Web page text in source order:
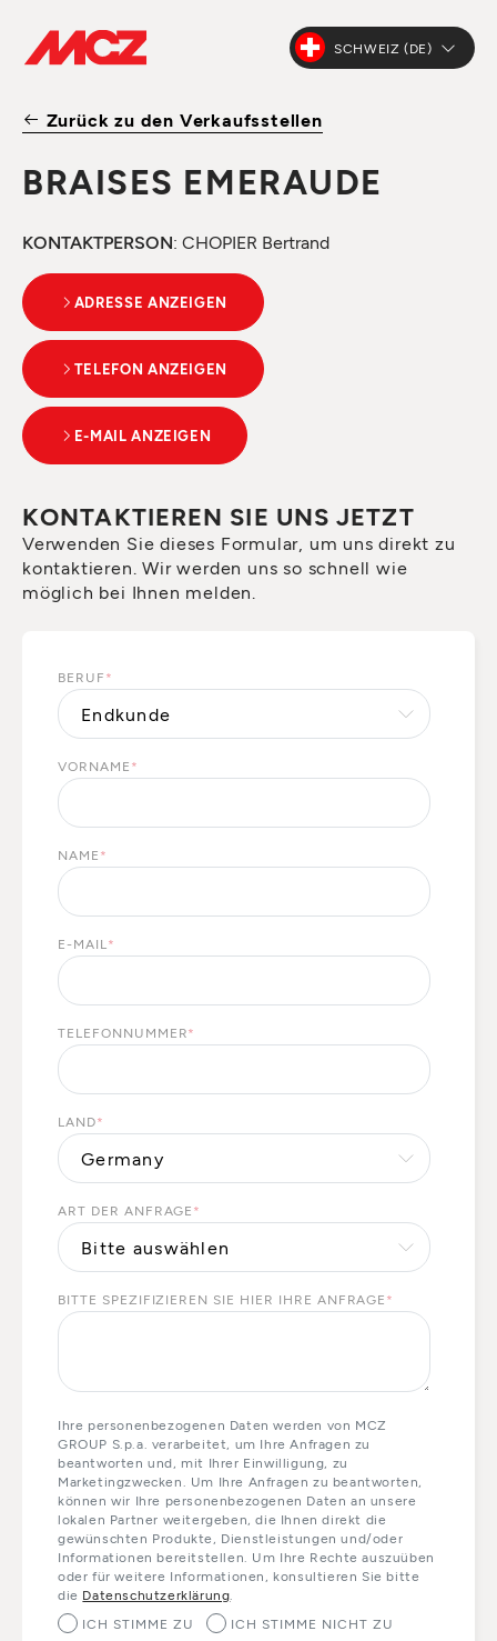
SCHWEIZ (DE)
Zurück zu den Verkaufsstellen
BRAISES EMERAUDE
KONTAKTPERSON: CHOPIER Bertrand
ADRESSE ANZEIGEN
TELEFON ANZEIGEN
E-MAIL ANZEIGEN
KONTAKTIEREN SIE UNS JETZT
Verwenden Sie dieses Formular, um uns direkt zu
kontaktieren. Wir werden uns so schnell wie
möglich bei Ihnen melden.
BERUF *
VORNAME *
NAME *
E-MAIL *
TELEFONNUMMER*
LAND*
ART DER ANFRAGE *
BITTE SPEZIFIZIEREN SIE HIER IHRE ANFRAGE *
Ihre personenbezogenen Daten werden von MCZ
GROUP S.p.a. verarbeitet, um Ihre Anfragen zu
beantworten und, mit Ihrer Einwilligung, zu
Marketingzwecken. Um Ihre Anfragen zu beantworten,
können wir Ihre personenbezogenen Daten an unsere
lokalen Partner weitergeben, die Ihnen direkt die
gewünschten Produkte, Dienstleistungen und/oder
Informationen bereitstellen. Um Ihre Rechte auszuüben
oder für weitere Informationen, konsultieren Sie bitte
die Datenschutzerklärung
ICH STIMME ZU
ICH STIMME NICHT ZU